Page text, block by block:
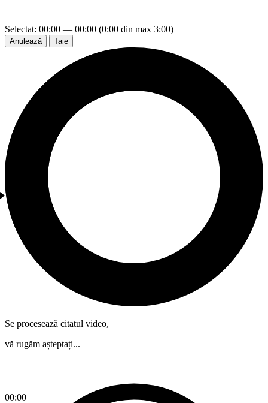
00:00
Selectat: 00:00 — 00:00 (0:00 din max 3:00)
Anulează Taie
Se procesează citatul video,
vă rugăm așteptați...